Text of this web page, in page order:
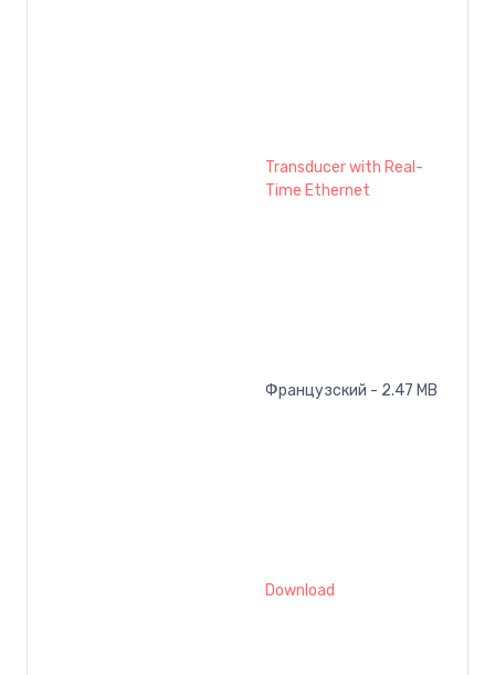
Transducer with Real-
Time Ethernet
Французский - 2.47 MB
Download